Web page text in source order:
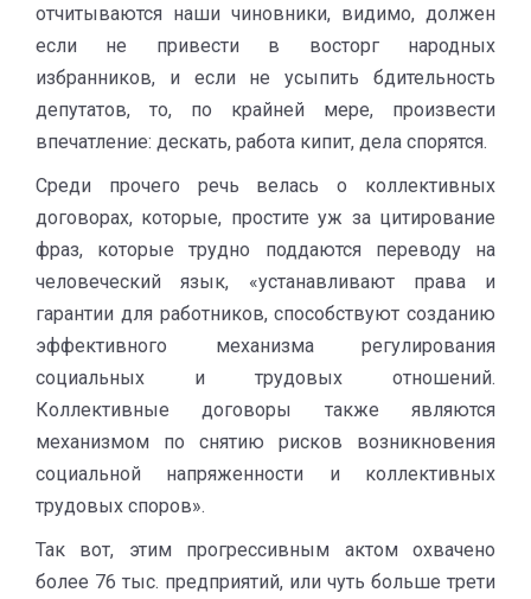
отчитываются наши чиновники, видимо, должен
если не привести в восторг народных
избранников, и если не усыпить бдительность
депутатов, то, по крайней мере, произвести
впечатление: дескать, работа кипит, дела спорятся.
Среди прочего речь велась о коллективных
договорах, которые, простите уж за цитирование
фраз, которые трудно поддаются переводу на
человеческий язык, «устанавливают права и
гарантии для работников, способствуют созданию
эффективного механизма регулирования
социальных и трудовых отношений.
Коллективные договоры также являются
механизмом по снятию рисков возникновения
социальной напряженности и коллективных
трудовых споров».
Так вот, этим прогрессивным актом охвачено
более 76 тыс. предприятий, или чуть больше трети